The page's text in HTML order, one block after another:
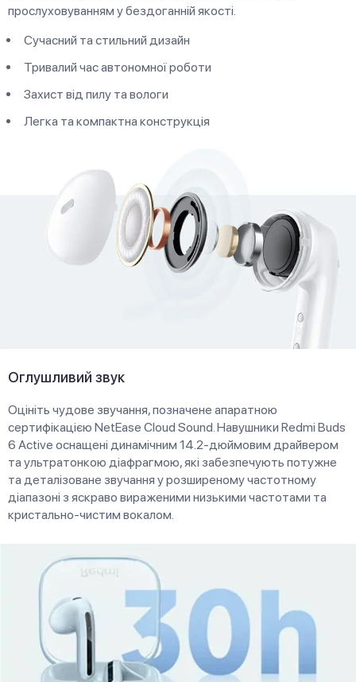
прослуховуванням у бездоганній якості.
Сучасний та стильний дизайн
Тривалий час автономної роботи
Захист від пилу та вологи
Легка та компактна конструкція
Оглушливий звук
Оцініть чудове звучання, позначене апаратною
сертифікацією NetEase Cloud Sound. Навушники Redmi Buds
6 Active оснащені динамічним 14.2-дюймовим драйвером
та ультратонкою діафрагмою, які забезпечують потужне
та деталізоване звучання у розширеному частотному
діапазоні з яскраво вираженими низькими частотами та
кристально-чистим вокалом.